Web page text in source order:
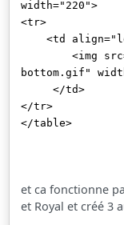
width="220">
<tr>
<td
<img
bottom.gif"
</td>
</tr>
</table>
et ca fonctionne
et Royal et créé 3